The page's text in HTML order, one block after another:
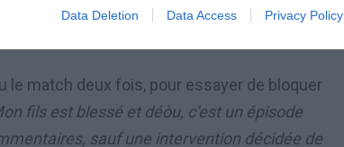
Data Deletion Data Access Privacy Policy
proférés par une vingtaine de fans du meme
(Savona).
le match deux fois, pour essayer de bloquer
fils est blessé et déòu, c’est un épisode
sauf une intervention décidée de